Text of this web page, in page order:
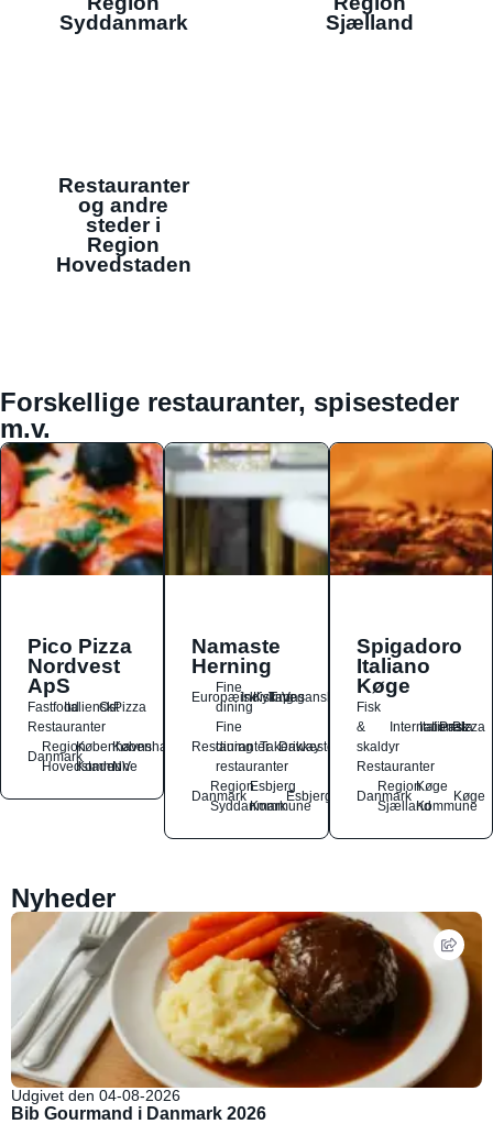
Syddanmark
Sjælland
Restauranter
og andre
steder i
Region
Hovedstaden
Forskellige restauranter, spisesteder
m.v.
Pico Pizza
Nordvest
ApS
FastfoodItaliensk
OstPizza
Restauranter
Danmark
Region
Hovedstaden
Københavns
Kommune
København
NV
Namaste
Herning
Europæisk
Fine
dining
Indisk
Kylling
Tapas
Vegansk
Restauranter
Fine
dining
restauranter
Takeaway
Drikkesteder
Danmark
Region
Syddanmark
Esbjerg
Kommune
Esbjerg
Spigadoro
Italiano
Køge
Fisk
&
skaldyr
International
Italiensk
Pasta
Pizza
Restauranter
Danmark
Region
Sjælland
Køge
Kommune
Køge
Nyheder
Udgivet den 04-08-2026
Bib Gourmand i Danmark 2026